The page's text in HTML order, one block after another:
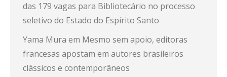
das 179 vagas para Bibliotecário no processo
seletivo do Estado do Espírito Santo
Yama Mura em Mesmo sem apoio, editoras
francesas apostam em autores brasileiros
clássicos e contemporâneos